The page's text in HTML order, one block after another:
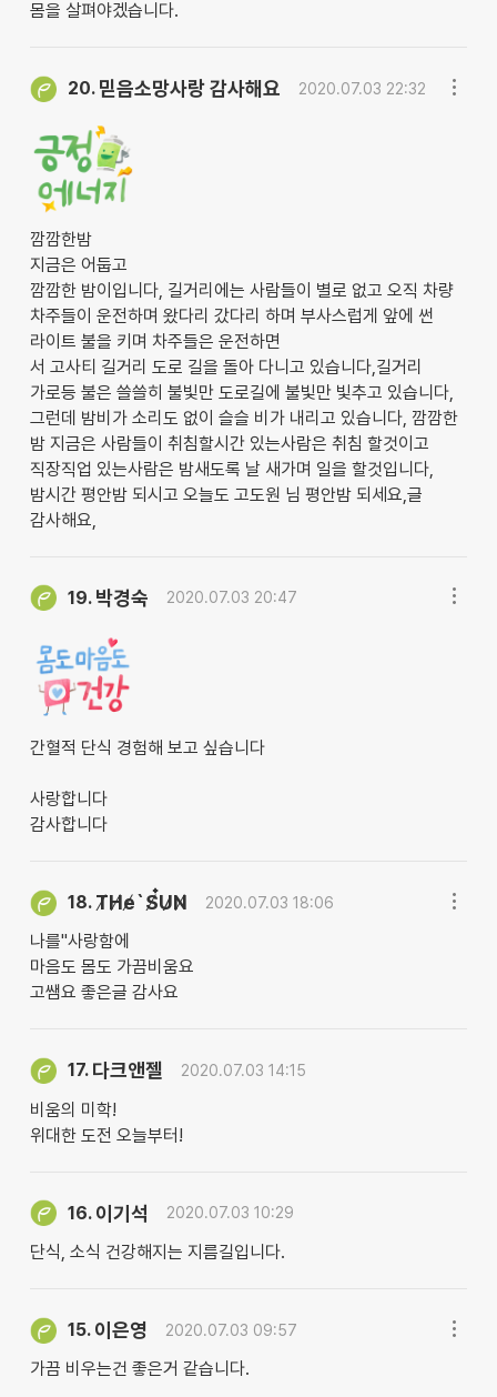
몸을 살펴야겠습니다.
20. 믿음소망사랑 감사해요 2020.07.03 22:32
깜깜한밤
지금은 어둡고
깜깜한 밤이입니다, 길거리에는 사람들이 별로 없고 오직 차량
차주들이 운전하며 왔다리 갔다리 하며 부사스럽게 앞에 썬
라이트 불을 키며 차주들은 운전하면
서 고사티 길거리 도로 길을 돌아 다니고 있습니다,길거리
가로등 불은 쓸쓸히 불빛만 도로길에 불빛만 빛추고 있습니다,
그런데 밤비가 소리도 없이 슬슬 비가 내리고 있습니다, 깜깜한
밤 지금은 사람들이 취침할시간 있는사람은 취침 할것이고
직장직업 있는사람은 밤새도록 날 새가며 일을 할것입니다,
밤시간 평안밤 되시고 오늘도 고도원 님 평안밤 되세요,글
감사해요,
19. 박경숙 2020.07.03 20:47
간혈적 단식 경험해 보고 싶습니다
사랑합니다
감사합니다
18. T̸H̸e̸`S̸๋U̷N̸ 2020.07.03 18:06
나를"사랑함에
마음도 몸도 가끔비움요
고쌤요 좋은글 감사요
17. 다크앤젤 2020.07.03 14:15
비움의 미학!
위대한 도전 오늘부터!
16. 이기석 2020.07.03 10:29
단식, 소식 건강해지는 지름길입니다.
15. 이은영 2020.07.03 09:57
가끔 비우는건 좋은거 같습니다.